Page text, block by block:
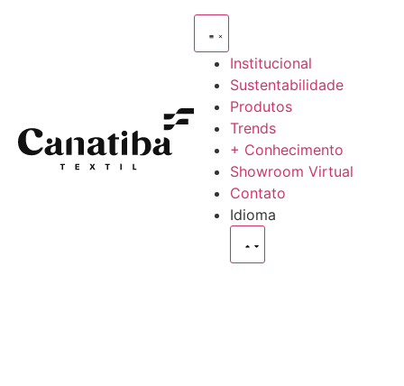
Institucional
Sustentabilidade
Produtos
Trends
+ Conhecimento
Showroom Virtual
Contato
Idioma